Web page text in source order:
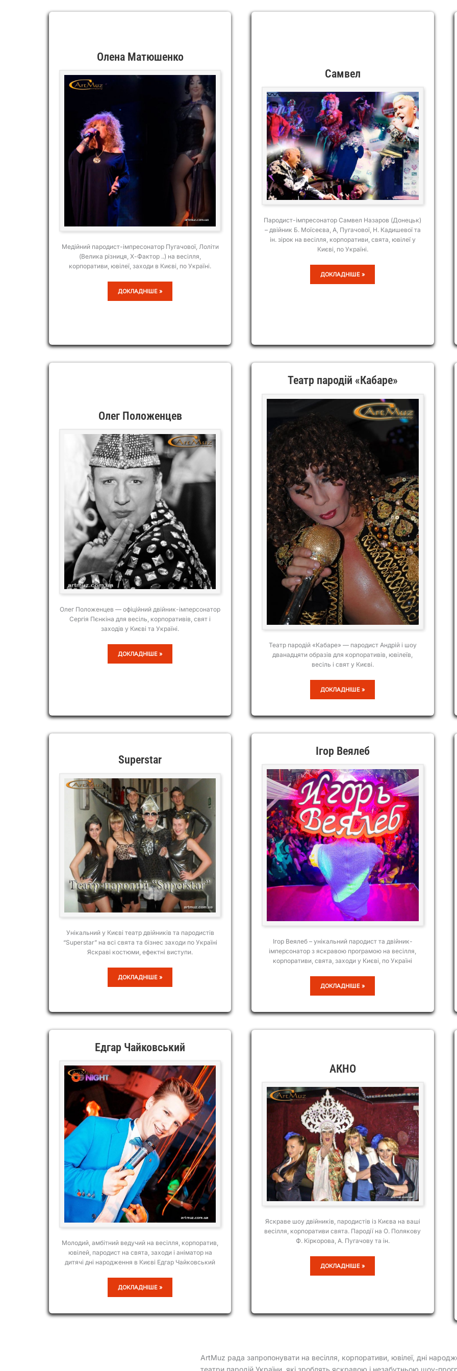
Олена Матюшенко
Медійний пародист-імпресонатор Пугачової, Лоліти
(Велика різниця, Х-Фактор ..) на весілля,
корпоративи, ювілеї, заходи в Києві, по Україні.
ОЛЕНА
МАТЮШЕНКО
ДОКЛАДНІШЕ »
Самвел
Пародист-імпресонатор Самвел Назаров (Донецьк)
– двійник Б. Моїсеєва, А, Пугачової, Н. Кадишевої та
ін. зірок на весілля, корпоративи, свята, ювілеї у
Києві, по Україні.
САМВЕЛ
ДОКЛАДНІШЕ »
Олег Положенцев
Олег Положенцев — офіційний двійник-імперсонатор
Сергія Пєнкіна для весіль, корпоративів, свят і
заходів у Києві та Україні.
ОЛЕГ
ПОЛОЖЕНЦЕВ
ДОКЛАДНІШЕ »
Театр пародій «Кабаре»
Театр пародій «Кабаре» — пародист Андрій і шоу
дванадцяти образів для корпоративів, ювілеїв,
весіль і свят у Києві.
ТЕАТР
ПАРОДІЙ
ДОКЛАДНІШЕ »
Superstar
Унікальний у Києві театр двійників та пародистів
“Superstar” на всі свята та бізнес заходи по Україні
Яскраві костюми, ефектні виступи.
SUPERSTAR
ДОКЛАДНІШЕ »
Ігор Веялеб
Ігор Веялеб – унікальний пародист та двійник-
імперсонатор з яскравою програмою на весілля,
корпоративи, свята, заходи у Києві, по Україні
ІГОР
ВЕЯЛЕБ
ДОКЛАДНІШЕ »
Едгар Чайковський
Молодий, амбітний ведучий на весілля, корпоратив,
ювілей, пародист на свята, заходи і аніматор на
дитячі дні народження в Києві Едгар Чайковський
ЕДГАР
ЧАЙКОВСЬКИЙ
ДОКЛАДНІШЕ »
АКНО
Яскраве шоу двійників, пародистів із Києва на ваші
весілля, корпоративи свята. Пародії на О. Полякову
Ф. Кіркорова, А. Пугачову та ін.
АКНО
ДОКЛАДНІШЕ »
ArtMuz рада запропонувати на весілля, корпоративи, ювілеї, дні
театри пародій України, які зроблять яскравою і незабутньою шоу-